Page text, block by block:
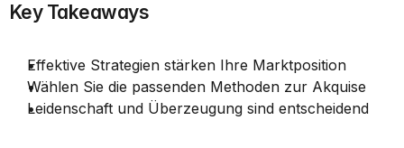
Key Takeaways
Effektive Strategien stärken Ihre Marktposition
Wählen Sie die passenden Methoden zur Akquise
Leidenschaft und Überzeugung sind entscheidend